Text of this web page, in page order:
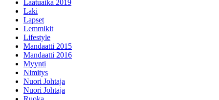
Laatuaika 2019
Laki
Lapset
Lemmikit
Lifestyle
Mandaatti 2015
Mandaatti 2016
Myynti
Nimitys
Nuori Johtaja
Nuori Johtaja